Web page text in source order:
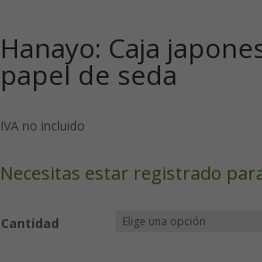
Hanayo: Caja
papel de seda
IVA no incluido
Necesitas estar registrado
Cantidad